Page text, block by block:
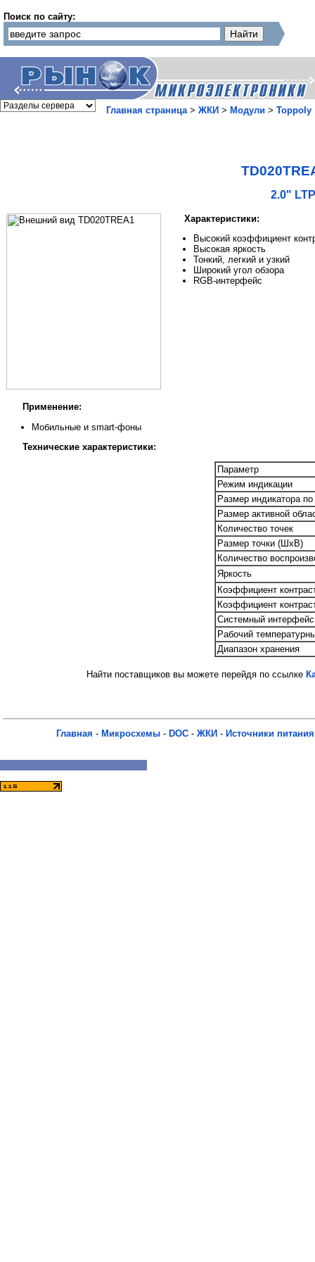
Поиск по сайту:
Главная страница> ЖКИ > Модули > Toppoly
2.0"
Характеристики:
Высокий коэффициент
Высокая яркость
Тонкий, легкий и узкий
Широкий угол обзора
RGB-интерфейс
Применение:
Мобильные и smart-фоны
Технические характеристики:
Параметр
Режим индикации
Размер индикатора
Размер активной
Количество точек
Размер точки (ШxВ)
Количество
Яркость
Коэффициент
Коэффициент
Системный интерфейс
Рабочий
Диапазон хранения
Найти поставщиков вы можете перейдя по ссылке
Главная - Микросхемы - DOC - ЖКИ - Источники питания